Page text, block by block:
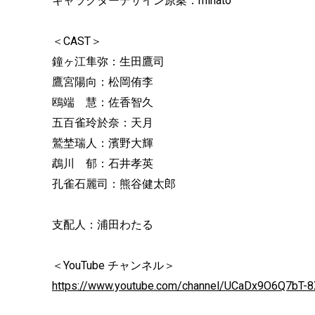
＜CAST＞
鐘ヶ江隼弥：生田鷹司
鷹宮陽向：松岡侑李
鴎端 慧：佐香智久
五百雀玲於奈：天月
鷲埜瑞人：濱野大輝
鵡川 郁：石井孝英
孔雀石麗司：熊谷健太郎
支配人：浦田わたる
＜YouTube チャンネル＞
https://www.youtube.com/channel/UCaDx9O6Q7bT-